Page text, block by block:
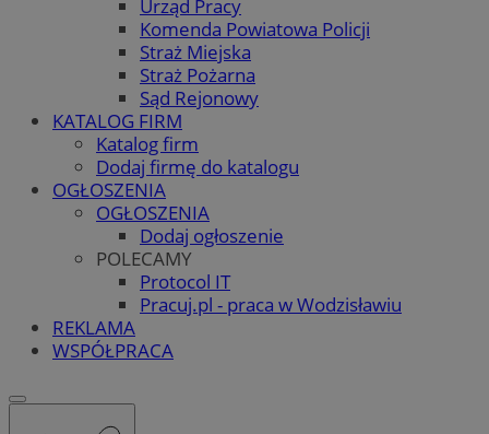
Urząd Pracy
Komenda Powiatowa Policji
Straż Miejska
Straż Pożarna
Sąd Rejonowy
KATALOG FIRM
Katalog firm
Dodaj firmę do katalogu
OGŁOSZENIA
OGŁOSZENIA
Dodaj ogłoszenie
POLECAMY
Protocol IT
Pracuj.pl - praca w Wodzisławiu
REKLAMA
WSPÓŁPRACA